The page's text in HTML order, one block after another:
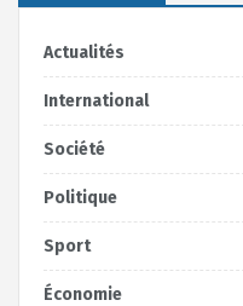
Actualités
International
Société
Politique
Sport
Économie